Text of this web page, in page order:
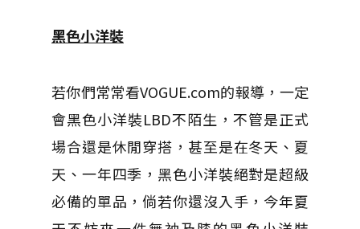
黑色小洋裝
若你們常常看VOGUE.com的報導，一定
會黑色小洋裝LBD不陌生，不管是正式
場合還是休閒穿搭，甚至是在冬天、夏
天、一年四季，黑色小洋裝絕對是超級
必備的單品，倘若你還沒入手，今年夏